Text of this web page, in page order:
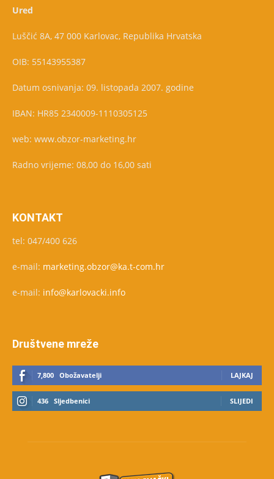
Ured
Luščić 8A, 47 000 Karlovac, Republika Hrvatska
OIB: 55143955387
Datum osnivanja: 09. listopada 2007. godine
IBAN: HR85 2340009-1110305125
web: www.obzor-marketing.hr
Radno vrijeme: 08,00 do 16,00 sati
KONTAKT
tel: 047/400 626
e-mail: marketing.obzor@ka.t-com.hr
e-mail: info@karlovacki.info
Društvene mreže
7,800 Obožavatelji LAJKAJ
436 Sljedbenici SLIJEDI